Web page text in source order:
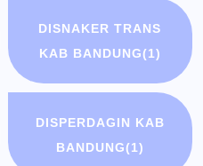
DISNAKER TRANS
KAB BANDUNG(1)
DISPERDAGIN KAB
BANDUNG(1)